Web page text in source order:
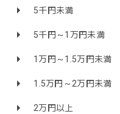
5千円未満
5千円～1万円未満
1万円～1.5万円未満
1.5万円～2万円未満
2万円以上